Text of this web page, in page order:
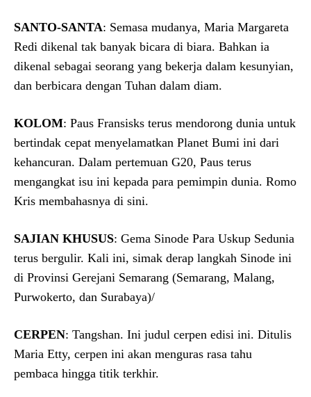
SANTO-SANTA: Semasa mudanya, Maria Margareta
Redi dikenal tak banyak bicara di biara. Bahkan ia
dikenal sebagai seorang yang bekerja dalam kesunyian,
dan berbicara dengan Tuhan dalam diam.
KOLOM: Paus Fransisks terus mendorong dunia untuk
bertindak cepat menyelamatkan Planet Bumi ini dari
kehancuran. Dalam pertemuan G20, Paus terus
mengangkat isu ini kepada para pemimpin dunia. Romo
Kris membahasnya di sini.
SAJIAN KHUSUS: Gema Sinode Para Uskup Sedunia
terus bergulir. Kali ini, simak derap langkah Sinode ini
di Provinsi Gerejani Semarang (Semarang, Malang,
Purwokerto, dan Surabaya)/
CERPEN: Tangshan. Ini judul cerpen edisi ini. Ditulis
Maria Etty, cerpen ini akan menguras rasa tahu
pembaca hingga titik terkhir.